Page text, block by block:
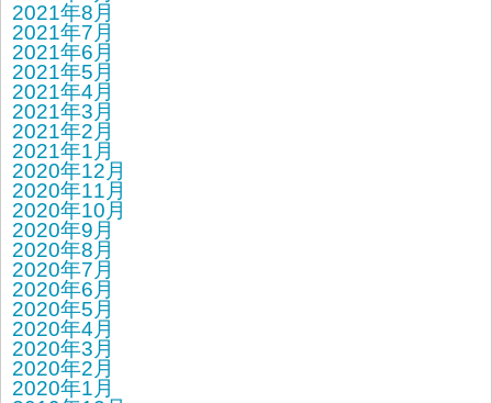
2021年8月
2021年7月
2021年6月
2021年5月
2021年4月
2021年3月
2021年2月
2021年1月
2020年12月
2020年11月
2020年10月
2020年9月
2020年8月
2020年7月
2020年6月
2020年5月
2020年4月
2020年3月
2020年2月
2020年1月